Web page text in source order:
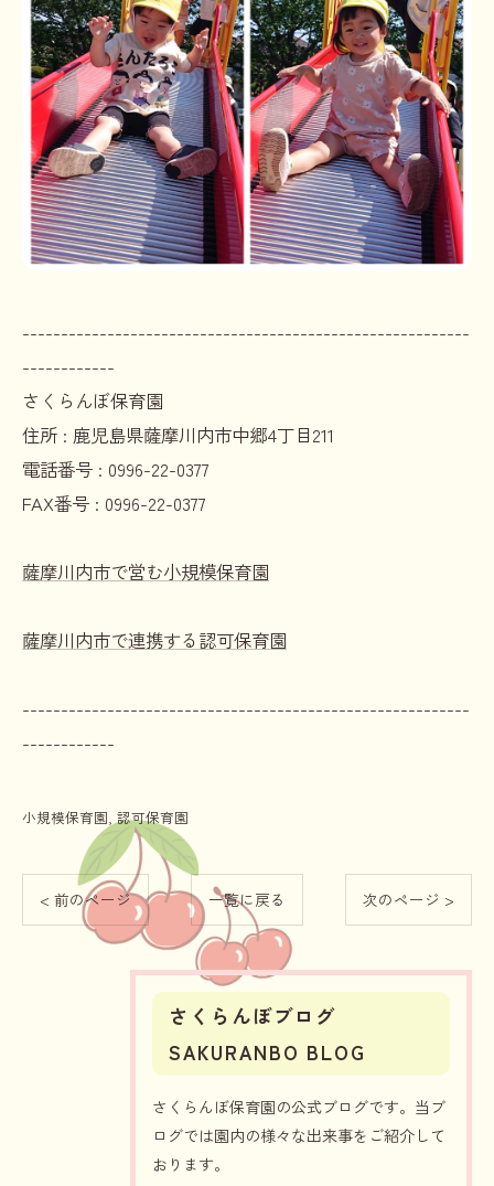
----------------------------------------------------------
------------
さくらんぼ保育園
住所 : 鹿児島県薩摩川内市中郷4丁目211
電話番号 : 0996-22-0377
FAX番号 : 0996-22-0377
薩摩川内市で営む小規模保育園
薩摩川内市で連携する認可保育園
----------------------------------------------------------
------------
小規模保育園 認可保育園
< 前のページ 一覧に戻る 次のページ >
さくらんぼブログ
SAKURANBO BLOG
さくらんぼ保育園の公式ブログです。当ブ
ログでは園内の様々な出来事をご紹介して
おります。